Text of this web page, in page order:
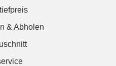
& Abholen